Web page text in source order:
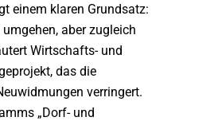
einem klaren Grundsatz:
aber zugleich
Wirtschafts- und
das die
verringert.
„Dorf- und